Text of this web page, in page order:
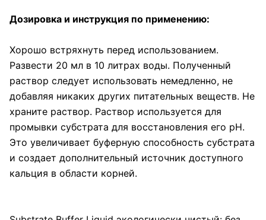
Дозировка и инструкция по применению:
Хорошо встряхнуть перед использованием.
Развести 20 мл в 10 литрах воды. Полученный
раствор следует использовать немедленно, не
добавляя никаких других питательных веществ. Не
храните раствор. Раствор используется для
промывки субстрата для восстановления его рН.
Это увеличивает буферную способность субстрата
и создает дополнительный источник доступного
кальция в области корней.